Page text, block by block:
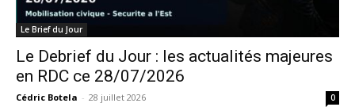
Le Brief du Jour
Le Debrief du Jour : les actualités majeures
en RDC ce 28/07/2026
Cédric Botela - 28 juillet 2026 0